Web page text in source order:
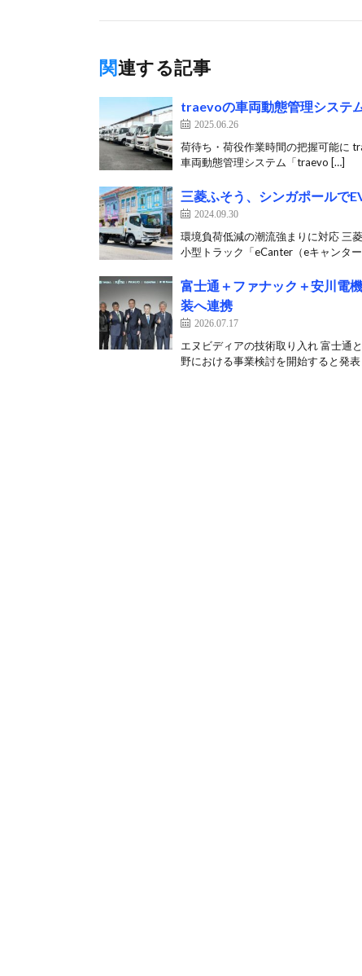
関連する記事
traevoの車両動態管理システ
2025.06.26
荷待ち・荷役作業時間の把握可能に
車両動態管理システム「traevo […]
三菱ふそう、シンガポールで
2024.09.30
環境負荷低減の潮流強まりに対応 三
小型トラック「eCanter（eキャンタ
富士通＋ファナック＋安川電
装へ連携
2026.07.17
エヌビディアの技術取り入れ 富士通
野における事業検討を開始すると発